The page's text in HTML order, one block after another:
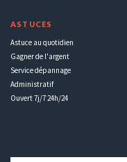
ASTUCES
Astuce au quotidien
Gagner de l'argent
Service dépannage
Administratif
Ouvert 7j/7 24h/24